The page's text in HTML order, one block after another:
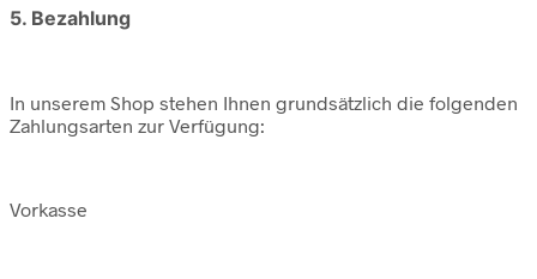
5. Bezahlung
In unserem Shop stehen Ihnen grundsätzlich die folgenden
Zahlungsarten zur Verfügung:
Vorkasse